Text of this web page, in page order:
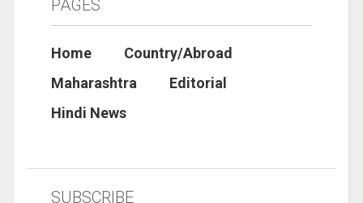
PAGES
Home
Country/Abroad
Maharashtra
Editorial
Hindi News
SUBSCRIBE